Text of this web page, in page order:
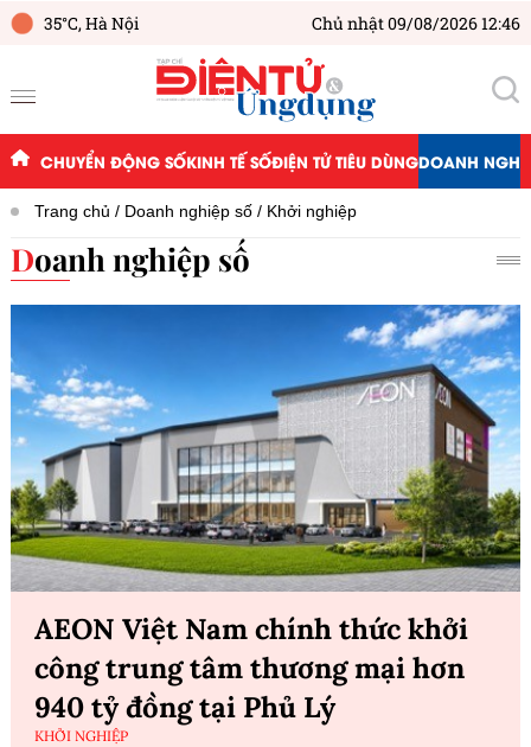
35°C,Hà Nội Chủ nhật 09/08/2026 12:46
CHUYỂN ĐỘNG SỐKINH TẾ SỐĐIỆN TỬ TIÊU DÙNGDOANH
Trang chủ Doanh nghiệp số Khởi nghiệp
Doanh nghiệp số
AEON Việt Nam chính thức khởi
công trung tâm thương mại hơn
940 tỷ đồng tại Phủ Lý
KHỞI NGHIỆP